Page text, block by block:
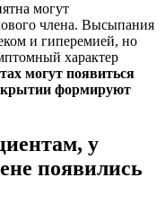
могут
члена. Высыпания
и гиперемией, но
характер
могут появиться
формируют
у
появились